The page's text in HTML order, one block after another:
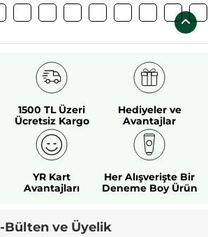
1500 TL Üzeri
Ücretsiz Kargo
Hediyeler ve
Avantajlar
YR Kart
Avantajları
Her Alışverişte Bir
Deneme Boy Ürün
E-Bülten ve Üyelik